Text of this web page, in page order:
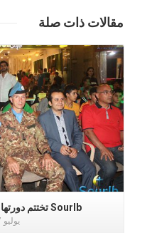
مقالات ذات صلة
Sourlb تختتم دورتها الرياضة بمهرجان حاشد
يوليو 27, 2014